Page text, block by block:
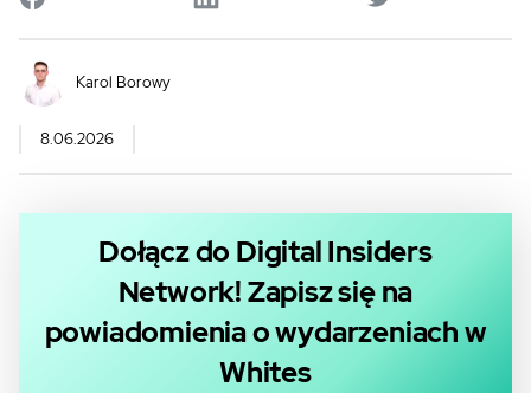
Karol Borowy
8.06.2026
Dołącz do Digital Insiders
Network! Zapisz się na
powiadomienia o wydarzeniach w
Whites